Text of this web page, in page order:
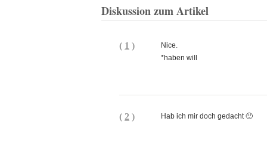
Diskussion zum Artikel
( 1 )
Nice.
*haben will
( 2 ) Hab ich mir doch gedacht 🙂